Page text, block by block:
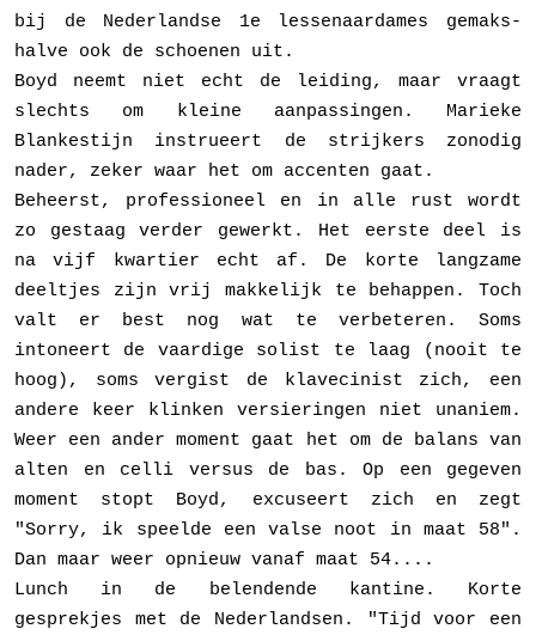
bij de Nederlandse 1e lessenaardames gemaks­
halve ook de schoenen uit.
Boyd neemt niet echt de leiding, maar vraagt
slechts om kleine aanpas­singen. Marieke
Blankestijn instrueert de strijkers zonodig
nader, zeker waar het om accenten gaat.
Beheerst, professioneel en in alle rust wordt
zo gestaag verder gewerkt. Het eerste deel is
na vijf kwartier echt af. De korte langza­me
deel­tjes zijn vrij makkelijk te behappen. Toch
valt er best nog wat te verbete­ren. Soms
intoneert de vaardige solist te laag (nooit te
hoog), soms vergist de klavecinist zich, een
andere keer klinken versieringen niet unaniem.
Weer een ander moment gaat het om de balans van
alten en celli versus de bas. Op een gegeven
moment stopt Boyd, excuseert zich en zegt
"Sorry, ik speelde een valse noot in maat 58".
Dan maar weer opnieuw vanaf maat 54....
Lunch in de belendende kantine. Korte
gesprekjes met de Nederlandsen. "Tijd voor een